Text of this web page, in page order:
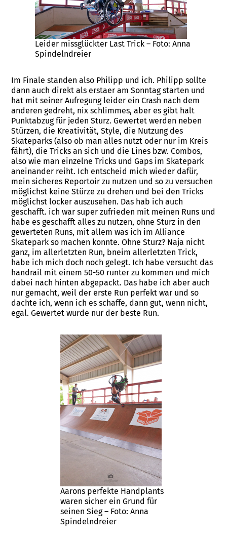
Leider missglückter Last Trick – Foto: Anna
Spindelndreier
Im Finale standen also Philipp und ich. Philipp sollte
dann auch direkt als erstaer am Sonntag starten und
hat mit seiner Aufregung leider ein Crash nach dem
anderen gedreht, nix schlimmes, aber es gibt halt
Punktabzug für jeden Sturz. Gewertet werden neben
Stürzen, die Kreativität, Style, die Nutzung des
Skateparks (also ob man alles nutzt oder nur im Kreis
fährt), die Tricks an sich und die Lines bzw. Combos,
also wie man einzelne Tricks und Gaps im Skatepark
aneinander reiht. Ich entscheid mich wieder dafür,
mein sicheres Reportoir zu nutzen und so zu versuchen
möglichst keine Stürze zu drehen und bei den Tricks
möglichst locker auszusehen. Das hab ich auch
geschafft. ich war super zufrieden mit meinen Runs und
habe es geschafft alles zu nutzen, ohne Sturz in den
gewerteten Runs, mit allem was ich im Alliance
Skatepark so machen konnte. Ohne Sturz? Naja nicht
ganz, im allerletzten Run, bneim allerletzten Trick,
habe ich mich doch noch gelegt. Ich habe versucht das
handrail mit einem 50-50 runter zu kommen und mich
dabei nach hinten abgepackt. Das habe ich aber auch
nur gemacht, weil der erste Run perfekt war und so
dachte ich, wenn ich es schaffe, dann gut, wenn nicht,
egal. Gewertet wurde nur der beste Run.
Aarons perfekte Handplants
waren sicher ein Grund für
seinen Sieg – Foto: Anna
Spindelndreier